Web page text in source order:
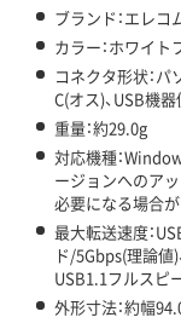
ブランド：エレコ
カラー：ホワイト
コネクタ形状：
C(オス)、USB機
重量：約29.0g
対応機種：
ージョンへのア
必要になる場合が
最大転送速度：
ド/5Gbps(理論値
USB1.1フルスピ
外形寸法：約幅